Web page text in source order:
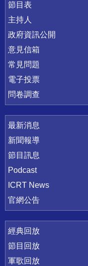
節目表
主持人
政府資訊公開
意見信箱
常見問題
電子投票
問卷調查
最新消息
新聞報導
節目訊息
Podcast
ICRT News
官網公告
經典回放
節目回放
軍歌回放